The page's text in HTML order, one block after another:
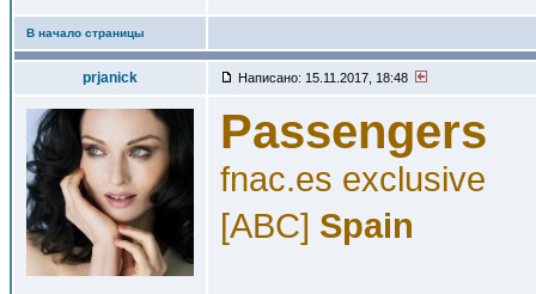
В начало страницы
prjanick Написано: 15.11.2017, 18:48
Passengers
fnac.es exclusive
[ABC] Spain